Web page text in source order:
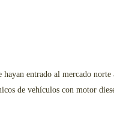
entrado al mercado norte
de vehículos con motor